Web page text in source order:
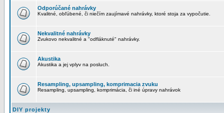
Odporúčané nahrávky
Kvalitné, obľúbené, či niečím zaujímavé nahrávky, ktoré stoja za vypočutie.
Nekvalitné nahrávky
Zvukovo nekvalitné a "odfláknuté" nahrávky.
Akustika
Akustika a jej vplyv na posluch.
Resampling, upsampling, komprimacia zvuku
Resampling, upsampling, komprimácia, či iné úpravy nahrávok
DIY projekty